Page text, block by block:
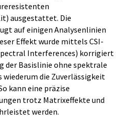
ausgestattet. Die
auf einigen Analysenlinien
Effekt wurde mittels CSI-
Interferences) korrigiert
der Basislinie ohne spektrale
die Zuverlässigkeit
kann eine präzise
trotz Matrixeffekte und
werden.